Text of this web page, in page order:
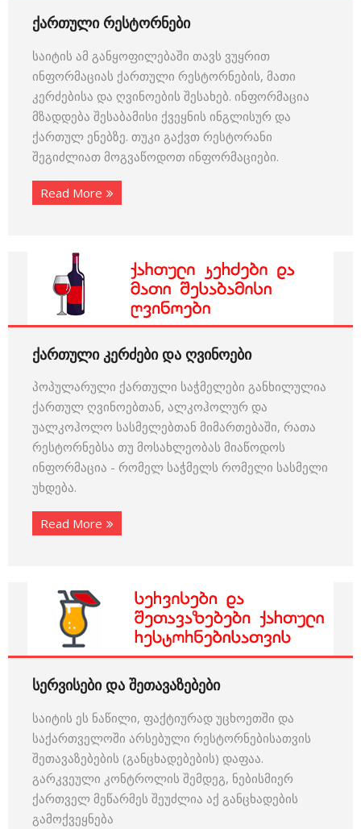
ქართული რესტორნები
საიტის ამ განყოფილებაში თავს ვუყრით
ინფორმაციას ქართული რესტორნების, მათი
კერძებისა და ღვინოების შესახებ. ინფორმაცია
მზადდება შესაბამისი ქვეყნის ინგლისურ და
ქართულ ენებზე. თუკი გაქვთ რესტორანი
შეგიძლიათ მოგვაწოდოთ ინფორმაციები.
Read More
ქართული კერძები და ღვინოები
პოპულარული ქართული საჭმელები განხილულია
ქართულ ღვინოებთან, ალკოჰოლურ და
უალკოჰოლო სასმელებთან მიმართებაში, რათა
რესტორნებსა თუ მოსახლეობას მიაწოდოს
ინფორმაცია - რომელ საჭმელს რომელი სასმელი
უხდება.
Read More
სერვისები და შეთავაზებები
საიტის ეს ნაწილი, ფაქტიურად უცხოეთში და
საქართველოში არსებული რესტორნებისათვის
შეთავაზებების (განცხადებების) დაფაა.
გარკვეული კონტროლის შემდეგ, ნებისმიერ
ქართველ მეწარმეს შეუძლია აქ განცხადების
გამოქვეყნება